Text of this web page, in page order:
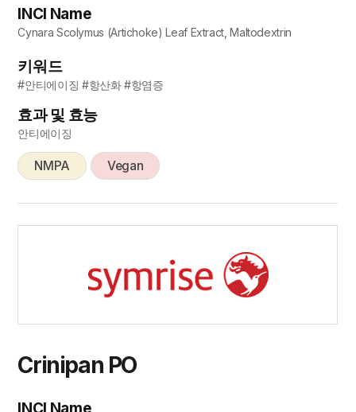
INCI Name
Cynara Scolymus (Artichoke) Leaf Extract, Maltodextrin
키워드
#안티에이징 #항산화 #항염증
효과 및 효능
안티에이징
NMPA Vegan
Crinipan PO
INCI Name